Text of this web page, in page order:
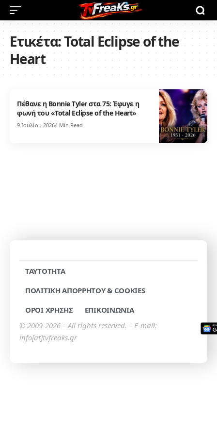
Ετικέτα:Total Eclipse of the
Heart
Πέθανε η Bonnie Tyler στα 75: Έφυγε η
φωνή του «Total Eclipse of the Heart»
9 Ιουλίου 20264 Min Read
TAYTOTHTA
ΠΟΛΙΤΙΚΗ ΑΠΟΡΡΗΤΟΥ & COOKIES
ΟΡΟΙ ΧΡΗΣΗΣ
ΕΠΙΚΟΙΝΩΝΙΑ
© 2009-2026 – All rights reserved. – E-mail:
info[at]tvfreaks.gr